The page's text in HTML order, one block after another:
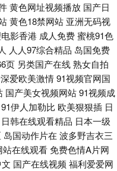
黄色网址视频播放 国产日
黄色18禁网站 亚洲无码视
影香港 成人免费蜜桃91色
人人97综合精品 岛国免费
页 另类国产在线熟女自拍
爱欧美激情91视频官网国
国产美女视频网站91视频成
91伊人加勒比 欧美狠狠插 日
日韩在线观看精品 日本一级
岛国动作片在 波多野吉衣三
站在线观看免费色情A片网
国产在线视频 福利爱爱网